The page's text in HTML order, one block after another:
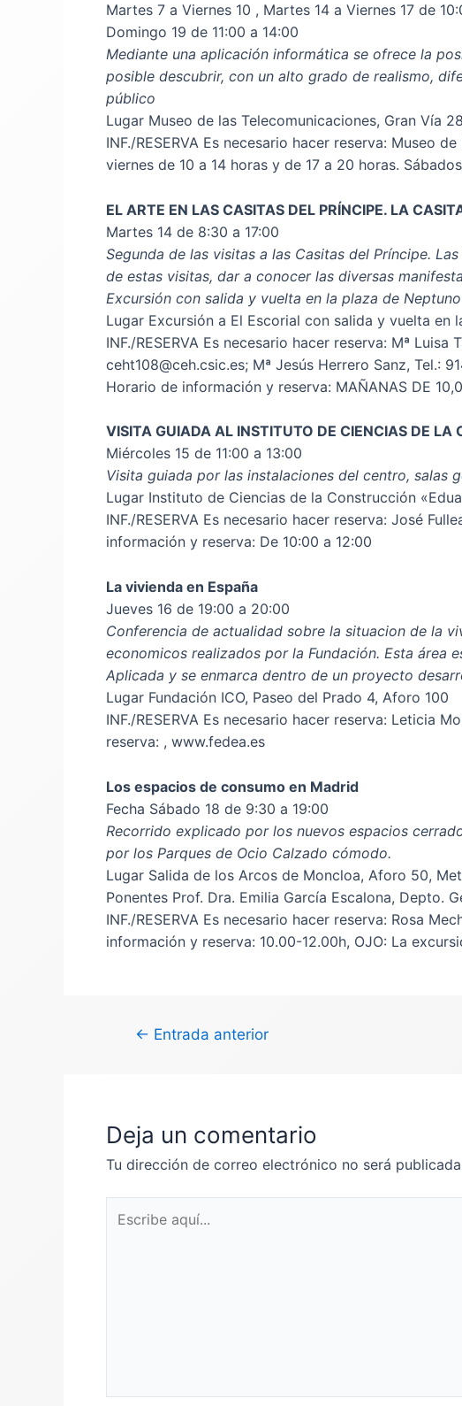
Martes 7 a Viernes 10 , Martes 14 a Viernes 17 de
Domingo 19 de 11:00 a 14:00
Mediante una aplicación informática se ofrece la
posible descubrir, con un alto grado de realismo,
público
Lugar Museo de las Telecomunicaciones, Gran Vía
INF./RESERVA Es necesario hacer reserva: Museo
viernes de 10 a 14 horas y de 17 a 20 horas.
EL ARTE EN LAS CASITAS DEL PRÍNCIPE. LA
Martes 14 de 8:30 a 17:00
Segunda de las visitas a las Casitas del Príncipe.
de estas visitas, dar a conocer las diversas
Excursión con salida y vuelta en la plaza de Neptuno
Lugar Excursión a El Escorial con salida y vuelta
INF./RESERVA Es necesario hacer reserva: Mª
ceht108@ceh.csic.es; Mª Jesús Herrero Sanz, Tel.:
Horario de información y reserva: MAÑANAS DE
VISITA GUIADA AL INSTITUTO DE CIENCIAS DE
Miércoles 15 de 11:00 a 13:00
Visita guiada por las instalaciones del centro, salas
Lugar Instituto de Ciencias de la Construcción
INF./RESERVA Es necesario hacer reserva: José
información y reserva: De 10:00 a 12:00
La vivienda en España
Jueves 16 de 19:00 a 20:00
Conferencia de actualidad sobre la situacion de la
economicos realizados por la Fundación. Esta área
Aplicada y se enmarca dentro de un proyecto
Lugar Fundación ICO, Paseo del Prado 4, Aforo 100
INF./RESERVA Es necesario hacer reserva: Leticia
reserva: , www.fedea.es
Los espacios de consumo en Madrid
Fecha Sábado 18 de 9:30 a 19:00
Recorrido explicado por los nuevos espacios
por los Parques de Ocio Calzado cómodo.
Lugar Salida de los Arcos de Moncloa, Aforo 50,
Ponentes Prof. Dra. Emilia García Escalona, Depto.
INF./RESERVA Es necesario hacer reserva: Rosa
información y reserva: 10.00-12.00h, OJO: La
Navegación
← Entrada anterior
Deja un comentario
Tu dirección de correo electrónico no será
aquí...